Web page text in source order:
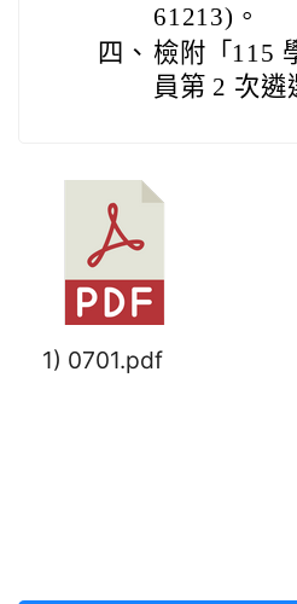
61213)。
四、 檢附「115
員第 2 次遴
1) 0701.pdf